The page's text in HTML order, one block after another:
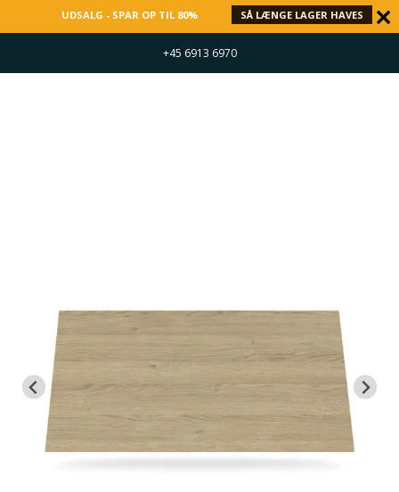
UDSALG - SPAR OP TIL 80% SÅ LÆNGE LAGER HAVES
+45 6913 6970